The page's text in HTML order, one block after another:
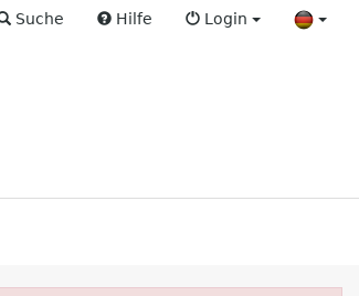
Suche Hilfe Login